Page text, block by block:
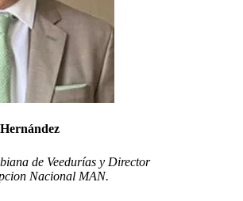
de Veedurías y Director
Nacional MAN.